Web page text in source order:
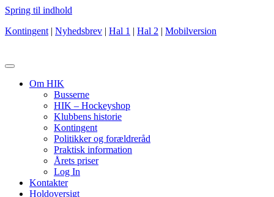
Spring til indhold
Kontingent | Nyhedsbrev | Hal 1 | Hal 2 | Mobilversion
Om HIK
Busserne
HIK – Hockeyshop
Klubbens historie
Kontingent
Politikker og forældreråd
Praktisk information
Årets priser
Log In
Kontakter
Holdoversigt